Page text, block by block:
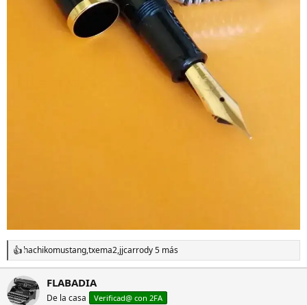
R
e
a
c
c
hachikomustang,txema2,jjcarrody 5 más
FLABADIA
De la casa Verificad@ con 2FA